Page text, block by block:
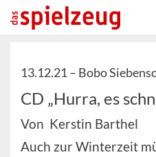
13.12.21 – Bobo
CD „Hurra, es
Von Kerstin Barthel
Auch zur Winterzeit